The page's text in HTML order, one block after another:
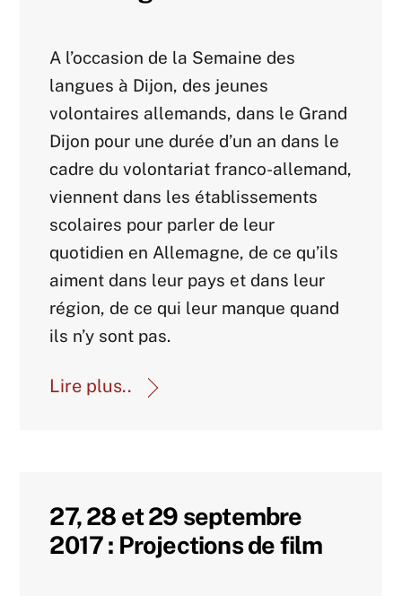
A l’occasion de la Semaine des
langues à Dijon, des jeunes
volontaires allemands, dans le Grand
Dijon pour une durée d’un an dans le
cadre du volontariat franco-allemand,
viennent dans les établissements
scolaires pour parler de leur
quotidien en Allemagne, de ce qu’ils
aiment dans leur pays et dans leur
région, de ce qui leur manque quand
ils n’y sont pas.
Lire plus..
27, 28 et 29 septembre
2017 : Projections de film